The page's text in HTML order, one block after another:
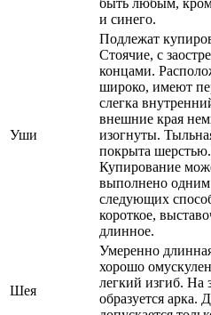
быть любым,
и синего.
Уши
Подлежат
Стоячие, с
концами.
широко, имеют
слегка
внешние края
изогнуты.
покрыта шерстью.
Купирование
выполнено одним
следующих
короткое,
длинное.
Шея
Умеренно
хорошо
легкий изгиб. На
образуется арка.